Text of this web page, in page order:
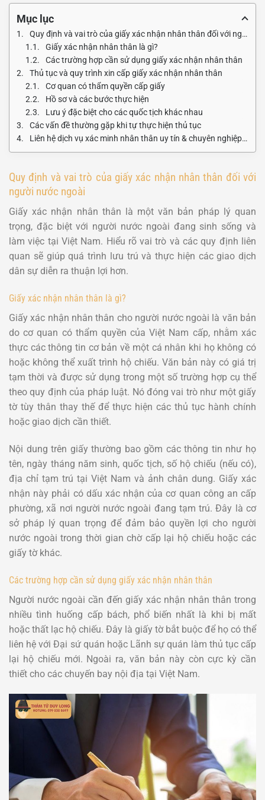
Mục lục
Quy định và vai trò của giấy xác nhận nhân thân đối với người nước ngoài
Giấy xác nhận nhân thân là gì?
Các trường hợp cần sử dụng giấy xác nhận nhân thân
Thủ tục và quy trình xin cấp giấy xác nhận nhân thân
Cơ quan có thẩm quyền cấp giấy
Hồ sơ và các bước thực hiện
Lưu ý đặc biệt cho các quốc tịch khác nhau
Các vấn đề thường gặp khi tự thực hiện thủ tục
Liên hệ dịch vụ xác minh nhân thân uy tín & chuyên nghiệp tại Thám tử Duy Long
Quy định và vai trò của giấy xác nhận nhân thân đối với
người nước ngoài
Giấy xác nhận nhân thân là một văn bản pháp lý quan
trọng, đặc biệt với người nước ngoài đang sinh sống và
làm việc tại Việt Nam. Hiểu rõ vai trò và các quy định liên
quan sẽ giúp quá trình lưu trú và thực hiện các giao dịch
dân sự diễn ra thuận lợi hơn.
Giấy xác nhận nhân thân là gì?
Giấy xác nhận nhân thân cho người nước ngoài là văn bản
do cơ quan có thẩm quyền của Việt Nam cấp, nhằm xác
thực các thông tin cơ bản về một cá nhân khi họ không có
hoặc không thể xuất trình hộ chiếu. Văn bản này có giá trị
tạm thời và được sử dụng trong một số trường hợp cụ thể
theo quy định của pháp luật. Nó đóng vai trò như một giấy
tờ tùy thân thay thế để thực hiện các thủ tục hành chính
hoặc giao dịch cần thiết.
Nội dung trên giấy thường bao gồm các thông tin như họ
tên, ngày tháng năm sinh, quốc tịch, số hộ chiếu (nếu có),
địa chỉ tạm trú tại Việt Nam và ảnh chân dung. Giấy xác
nhận này phải có dấu xác nhận của cơ quan công an cấp
phường, xã nơi người nước ngoài đang tạm trú. Đây là cơ
sở pháp lý quan trọng để đảm bảo quyền lợi cho người
nước ngoài trong thời gian chờ cấp lại hộ chiếu hoặc các
giấy tờ khác.
Các trường hợp cần sử dụng giấy xác nhận nhân thân
Người nước ngoài cần đến giấy xác nhận nhân thân trong
nhiều tình huống cấp bách, phổ biến nhất là khi bị mất
hoặc thất lạc hộ chiếu. Đây là giấy tờ bắt buộc để họ có thể
liên hệ với Đại sứ quán hoặc Lãnh sự quán làm thủ tục cấp
lại hộ chiếu mới. Ngoài ra, văn bản này còn cực kỳ cần
thiết cho các chuyến bay nội địa tại Việt Nam.